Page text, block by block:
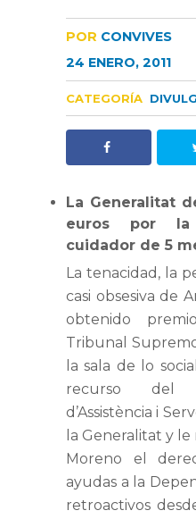
POR CONVIVES
24 ENERO, 2011
CATEGORÍA
La Generalitat
euros por la
cuidador de 5
La tenacidad, la
casi obsesiva de
obtenido
Tribunal
la sala de lo
recurso del
d’Assistència i
la Generalitat y
Moreno el
ayudas a la
retroactivos